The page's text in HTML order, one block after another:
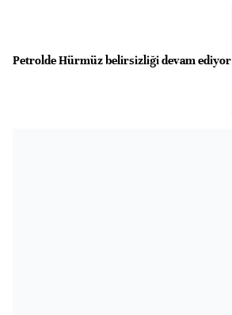
Petrolde Hürmüz belirsizliği devam ediyor